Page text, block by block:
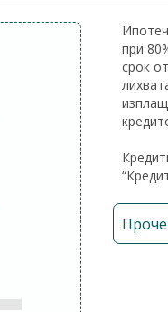
при
срок